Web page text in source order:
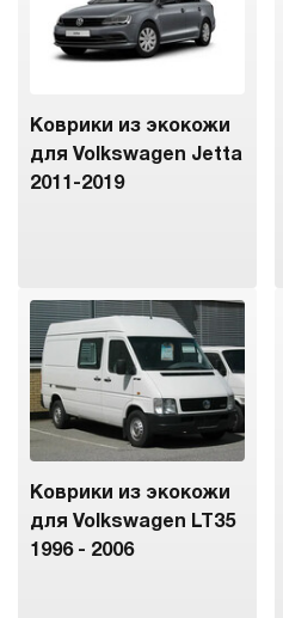
Коврики из экокожи
для Volkswagen Jetta
2011-2019
Коврики из экокожи
для Volkswagen LT35
1996 - 2006